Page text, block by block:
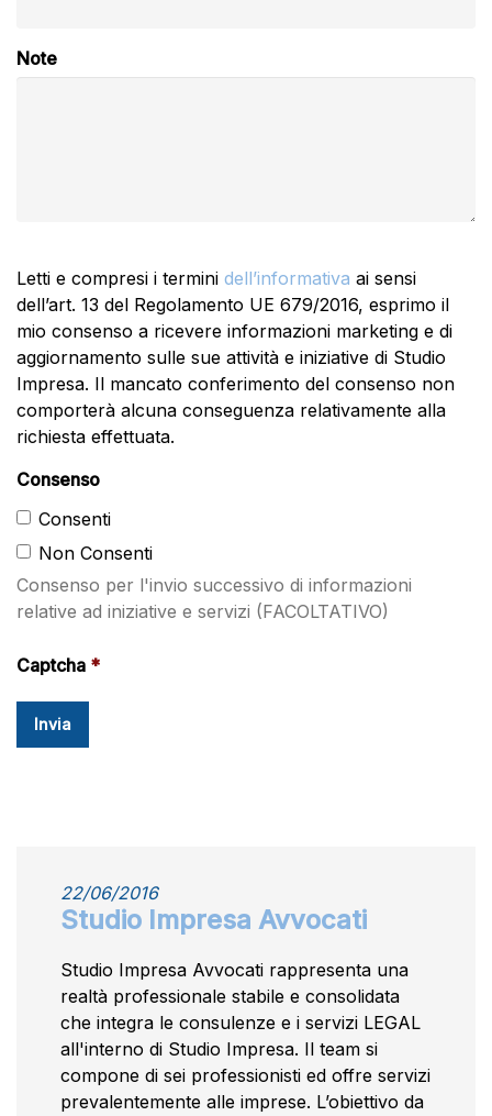
Note
Letti e compresi i termini dell’informativa ai sensi
dell’art. 13 del Regolamento UE 679/2016, esprimo il
mio consenso a ricevere informazioni marketing e di
aggiornamento sulle sue attività e iniziative di Studio
Impresa. Il mancato conferimento del consenso non
comporterà alcuna conseguenza relativamente alla
richiesta effettuata.
Consenso
Consenti
Non Consenti
Consenso per l'invio successivo di informazioni
relative ad iniziative e servizi (FACOLTATIVO)
Captcha
22/06/2016
Studio Impresa Avvocati
Studio Impresa Avvocati rappresenta una
realtà professionale stabile e consolidata
che integra le consulenze e i servizi LEGAL
all'interno di Studio Impresa. Il team si
compone di sei professionisti ed offre servizi
prevalentemente alle imprese. L’obiettivo da